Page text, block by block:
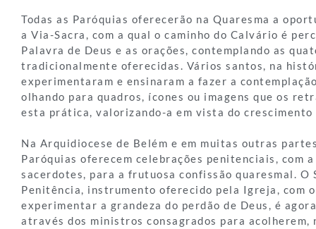
Todas as Paróquias oferecerão na Quaresma a
a Via-Sacra, com a qual o caminho do Calvário é
Palavra de Deus e as orações, contemplando as
tradicionalmente oferecidas. Vários santos, na
experimentaram e ensinaram a fazer a
olhando para quadros, ícones ou imagens que os
esta prática, valorizando-a em vista do
Na Arquidiocese de Belém e em muitas outras
Paróquias oferecem celebrações penitenciais, com
sacerdotes, para a frutuosa confissão quaresmal. O
Penitência, instrumento oferecido pela Igreja, com
experimentar a grandeza do perdão de Deus, é
através dos ministros consagrados para acolherem,